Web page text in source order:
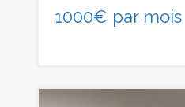
1000€ par mois